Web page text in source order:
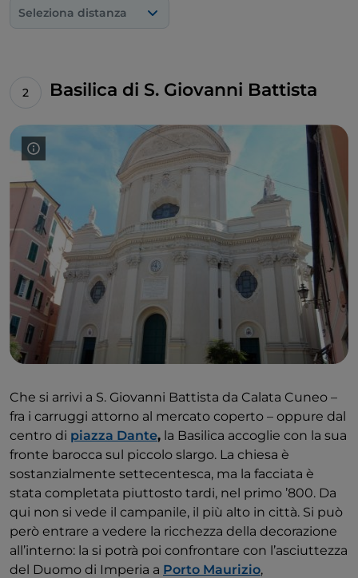
Seleziona distanza
Basilica di S. Giovanni Battista
Che si arrivi a S. Giovanni Battista da Calata Cuneo –
fra i carruggi attorno al mercato coperto – oppure dal
centro di piazza Dante, la Basilica accoglie con la sua
fronte barocca sul piccolo slargo. La chiesa è
sostanzialmente settecentesca, ma la facciata è
stata completata piuttosto tardi, nel primo ’800. Da
qui non si vede il campanile, il più alto in città. Si può
però entrare a vedere la ricchezza della decorazione
all’interno: la si potrà poi confrontare con l’asciuttezza
del Duomo di Imperia a Porto Maurizio,